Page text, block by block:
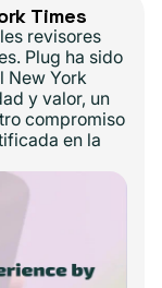
Times
revisores
Plug ha sido
New York
y valor, un
compromiso
en la